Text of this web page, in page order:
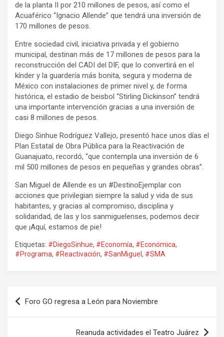
de la planta II por 210 millones de pesos, así como el
Acuaférico “Ignacio Allende” que tendrá una inversión de
170 millones de pesos.
Entre sociedad civil, iniciativa privada y el gobierno
municipal, destinan más de 17 millones de pesos para la
reconstrucción del CADI del DIF, que lo convertirá en el
kínder y la guardería más bonita, segura y moderna de
México con instalaciones de primer nivel y, de forma
histórica, el estadio de beisbol “Stirling Dickinson” tendrá
una importante intervención gracias a una inversión de
casi 8 millones de pesos.
Diego Sinhue Rodríguez Vallejo, presentó hace unos días el
Plan Estatal de Obra Pública para la Reactivación de
Guanajuato, recordó, “que contempla una inversión de 6
mil 500 millones de pesos en pequeñas y grandes obras”.
San Miguel de Allende es un #DestinoEjemplar con
acciones que privilegian siempre la salud y vida de sus
habitantes, y gracias al compromiso, disciplina y
solidaridad, de las y los sanmiguelenses, podemos decir
que ¡Aquí, estamos de pie!
Etiquetas: #DiegoSinhue, #Economía, #Económica,
#Programa, #Reactivación, #SanMiguel , #SMA
Navegación
de
Foro GO regresa a León para Noviembre
Reanuda actividades el Teatro Juárez